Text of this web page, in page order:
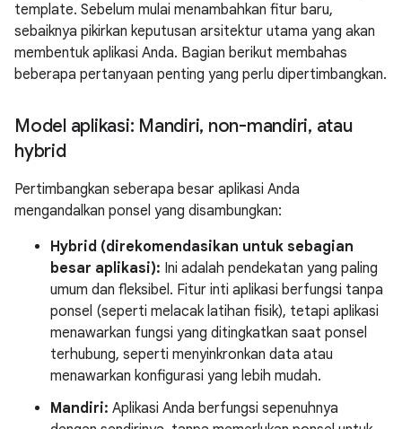
template. Sebelum mulai menambahkan fitur baru,
sebaiknya pikirkan keputusan arsitektur utama yang akan
membentuk aplikasi Anda. Bagian berikut membahas
beberapa pertanyaan penting yang perlu dipertimbangkan.
Model aplikasi: Mandiri, non-mandiri, atau
hybrid
Pertimbangkan seberapa besar aplikasi Anda
mengandalkan ponsel yang disambungkan:
Hybrid (direkomendasikan untuk sebagian
besar aplikasi): Ini adalah pendekatan yang paling
umum dan fleksibel. Fitur inti aplikasi berfungsi tanpa
ponsel (seperti melacak latihan fisik), tetapi aplikasi
menawarkan fungsi yang ditingkatkan saat ponsel
terhubung, seperti menyinkronkan data atau
menawarkan konfigurasi yang lebih mudah.
Mandiri: Aplikasi Anda berfungsi sepenuhnya